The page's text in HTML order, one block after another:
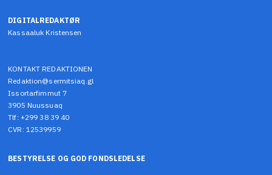
DIGITALREDAKTØR
Kassaaluk Kristensen
KONTAKT REDAKTIONEN
Redaktion@sermitsiaq.gl
Issortarfimmut 7
3905 Nuussuaq
Tlf: +299 38 39 40
CVR: 12539959
BESTYRELSE OG GOD FONDSLEDELSE